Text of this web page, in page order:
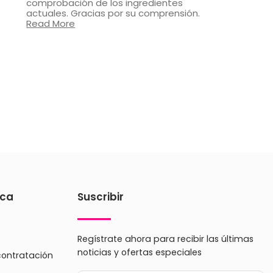
comprobación de los ingredientes
actuales. Gracias por su comprensión.
Read More
Suscribir
Regístrate ahora para recibir las últimas
noticias y ofertas especiales